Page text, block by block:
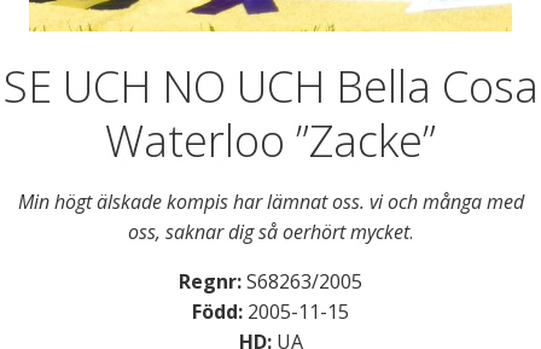
SE UCH NO UCH Bella Cosa
Waterloo ”Zacke”
Min högt älskade kompis har lämnat oss. vi och många med
oss, saknar dig så oerhört mycket.
Regnr:S68263/2005
Född: 2005-11-15
HD:UA